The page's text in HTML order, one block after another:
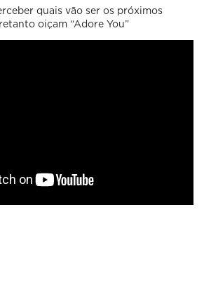
quais vão ser os próximos
oiçam “Adore You”